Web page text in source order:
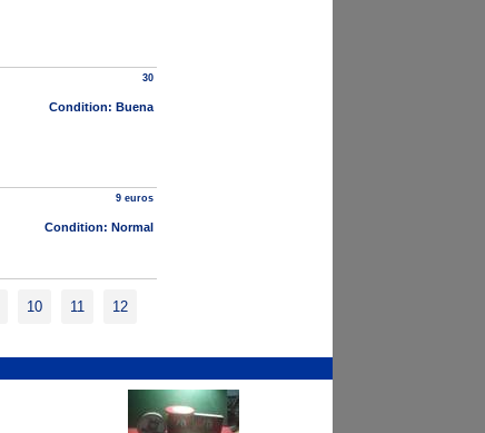
30
Condition: Buena
9 euros
Condition: Normal
10 11 12